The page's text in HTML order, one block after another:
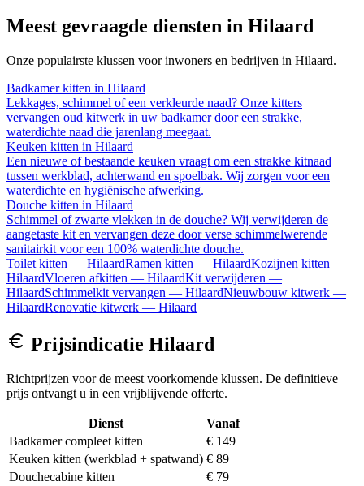
Meest gevraagde diensten in Hilaard
Onze populairste klussen voor inwoners en bedrijven in Hilaard.
Badkamer kitten in Hilaard
Lekkages, schimmel of een verkleurde naad? Onze kitters
vervangen oud kitwerk in uw badkamer door een strakke,
waterdichte naad die jarenlang meegaat.
Keuken kitten in Hilaard
Een nieuwe of bestaande keuken vraagt om een strakke kitnaad
tussen werkblad, achterwand en spoelbak. Wij zorgen voor een
waterdichte en hygiënische afwerking.
Douche kitten in Hilaard
Schimmel of zwarte vlekken in de douche? Wij verwijderen de
aangetaste kit en vervangen deze door verse schimmelwerende
sanitairkit voor een 100% waterdichte douche.
Toilet kitten — HilaardRamen kitten — HilaardKozijnen kitten —
HilaardVloeren afkitten — HilaardKit verwijderen —
HilaardSchimmelkit vervangen — HilaardNieuwbouw kitwerk —
HilaardRenovatie kitwerk — Hilaard
Prijsindicatie Hilaard
Richtprijzen voor de meest voorkomende klussen. De definitieve
prijs ontvangt u in een vrijblijvende offerte.
Dienst
Vanaf
Badkamer compleet kitten
€ 149
Keuken kitten (werkblad + spatwand) € 89
Douchecabine kitten
€ 79